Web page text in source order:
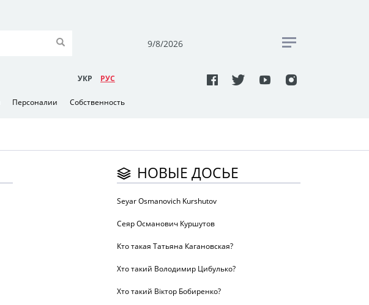
9/8/2026
УКР РУC
Персоналии Собственность
НОВЫЕ ДОСЬЕ
Seyar Osmanovich Kurshutov
Сеяр Османович Куршутов
Кто такая Татьяна Кагановская?
Хто такий Володимир Цибулько?
Хто такий Віктор Бобиренко?